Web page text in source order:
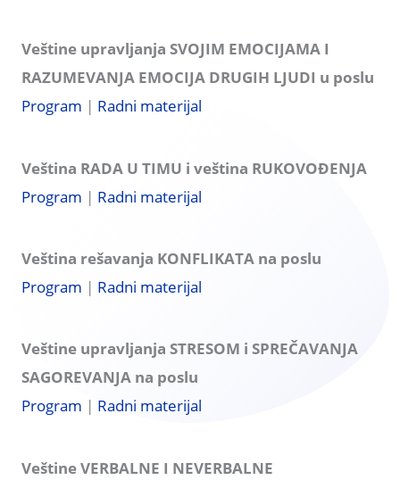
Veštine upravljanja SVOJIM EMOCIJAMA I
RAZUMEVANЈA EMOCIJA DRUGIH LЈUDI u poslu
Program | Radni materijal
Veština RADA U TIMU i veština RUKOVOĐENJA
Program | Radni materijal
Veština rešavanja KONFLIKATA na poslu
Program | Radni materijal
Veštine upravljanja STRESOM i SPREČAVANJA
SAGOREVANJA na poslu
Program | Radni materijal
Veštine VERBALNE I NEVERBALNE